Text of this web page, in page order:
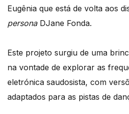
Eugênia que está de volta aos
personaDJane Fonda.
Este projeto surgiu de uma
na vontade de explorar as
eletrónica saudosista, com
adaptados para as pistas de